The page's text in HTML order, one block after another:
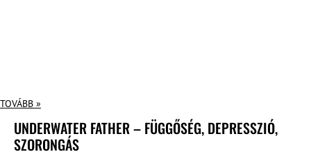
TOVÁBB »
UNDERWATER FATHER – FÜGGŐSÉG, DEPRESSZIÓ,
SZORONGÁS